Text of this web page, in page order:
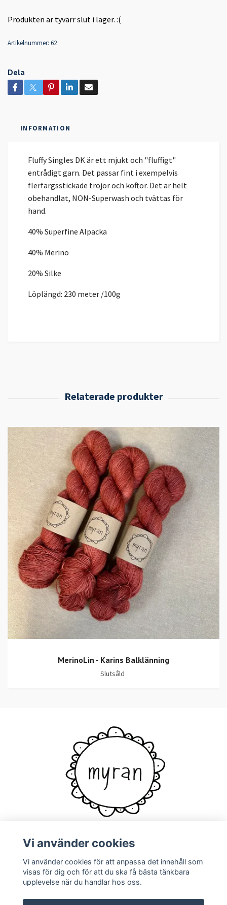
Produkten är tyvärr slut i lager. :(
Artikelnummer: 62
Dela
INFORMATION
Fluffy Singles DK är ett mjukt och "fluffigt"
entrådigt garn. Det passar fint i exempelvis
flerfärgsstickade tröjor och koftor. Det är helt
obehandlat, NON-Superwash och tvättas för
hand.
40% Superfine Alpacka
40% Merino
20% Silke
Löplängd: 230 meter /100g
MerinoLin - Karins Balklänning
Slutsåld
Kontakt
Vi använder cookies
Vi använder cookies för att anpassa det innehåll som
visas för dig och för att du ska få bästa tänkbara
upplevelse när du handlar hos oss.